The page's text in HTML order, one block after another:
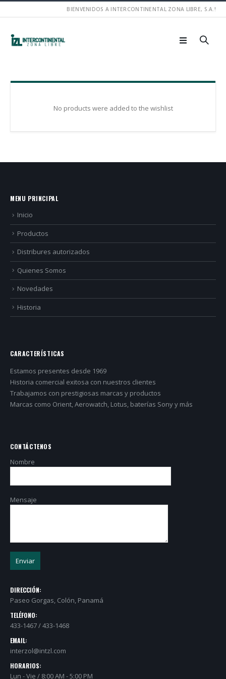
BIENVENIDOS A INTERCONTINENTAL ZONA LIBRE, S.A.!
No products were added to the wishlist
MENU PRINCIPAL
Inicio
Productos
Distribures autorizados
Quienes Somos
Novedades
Historia
CARACTERÍSTICAS
Estamos presentes desde 1969
Historia comercial exitosa con nuestros clientes
Trabajamos con prestigiosas marcas y productos
Marcas como Orient, Aerowatch, Lotus, baterías Sony y más
CONTÁCTENOS
Nombre
Mensaje
DIRECCIÓN:
Paseo Gorgas, Colón, Panamá
TELÉFONO:
433-1467 / 433-1468
EMAIL:
interzol@intzl.com
HORARIOS:
Lun - Vie / 8:00 AM - 5:00 PM